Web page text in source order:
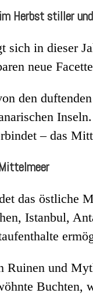
Herbst stiller
sich in dieser
neue
den
– das
das östliche
Istanbul,
Ruinen und
Buchten,